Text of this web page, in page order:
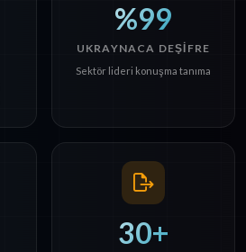
%99
UKRAYNACA DEŞIFRE
Sektör lideri konuşma tanıma
30+